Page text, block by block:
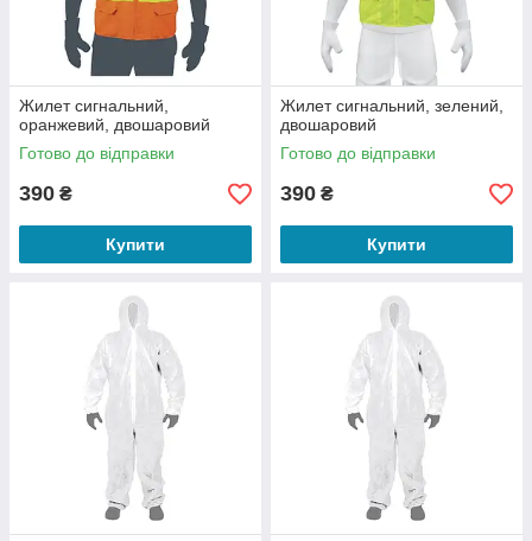
Жилет сигнальний,
оранжевий, двошаровий
Готово до відправки
390 ₴
Купити
Жилет сигнальний, зелений,
двошаровий
Готово до відправки
390 ₴
Купити